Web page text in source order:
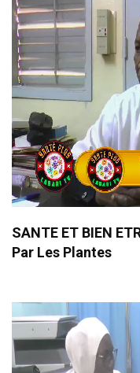
SANTE ET BIEN
Par Les Plantes